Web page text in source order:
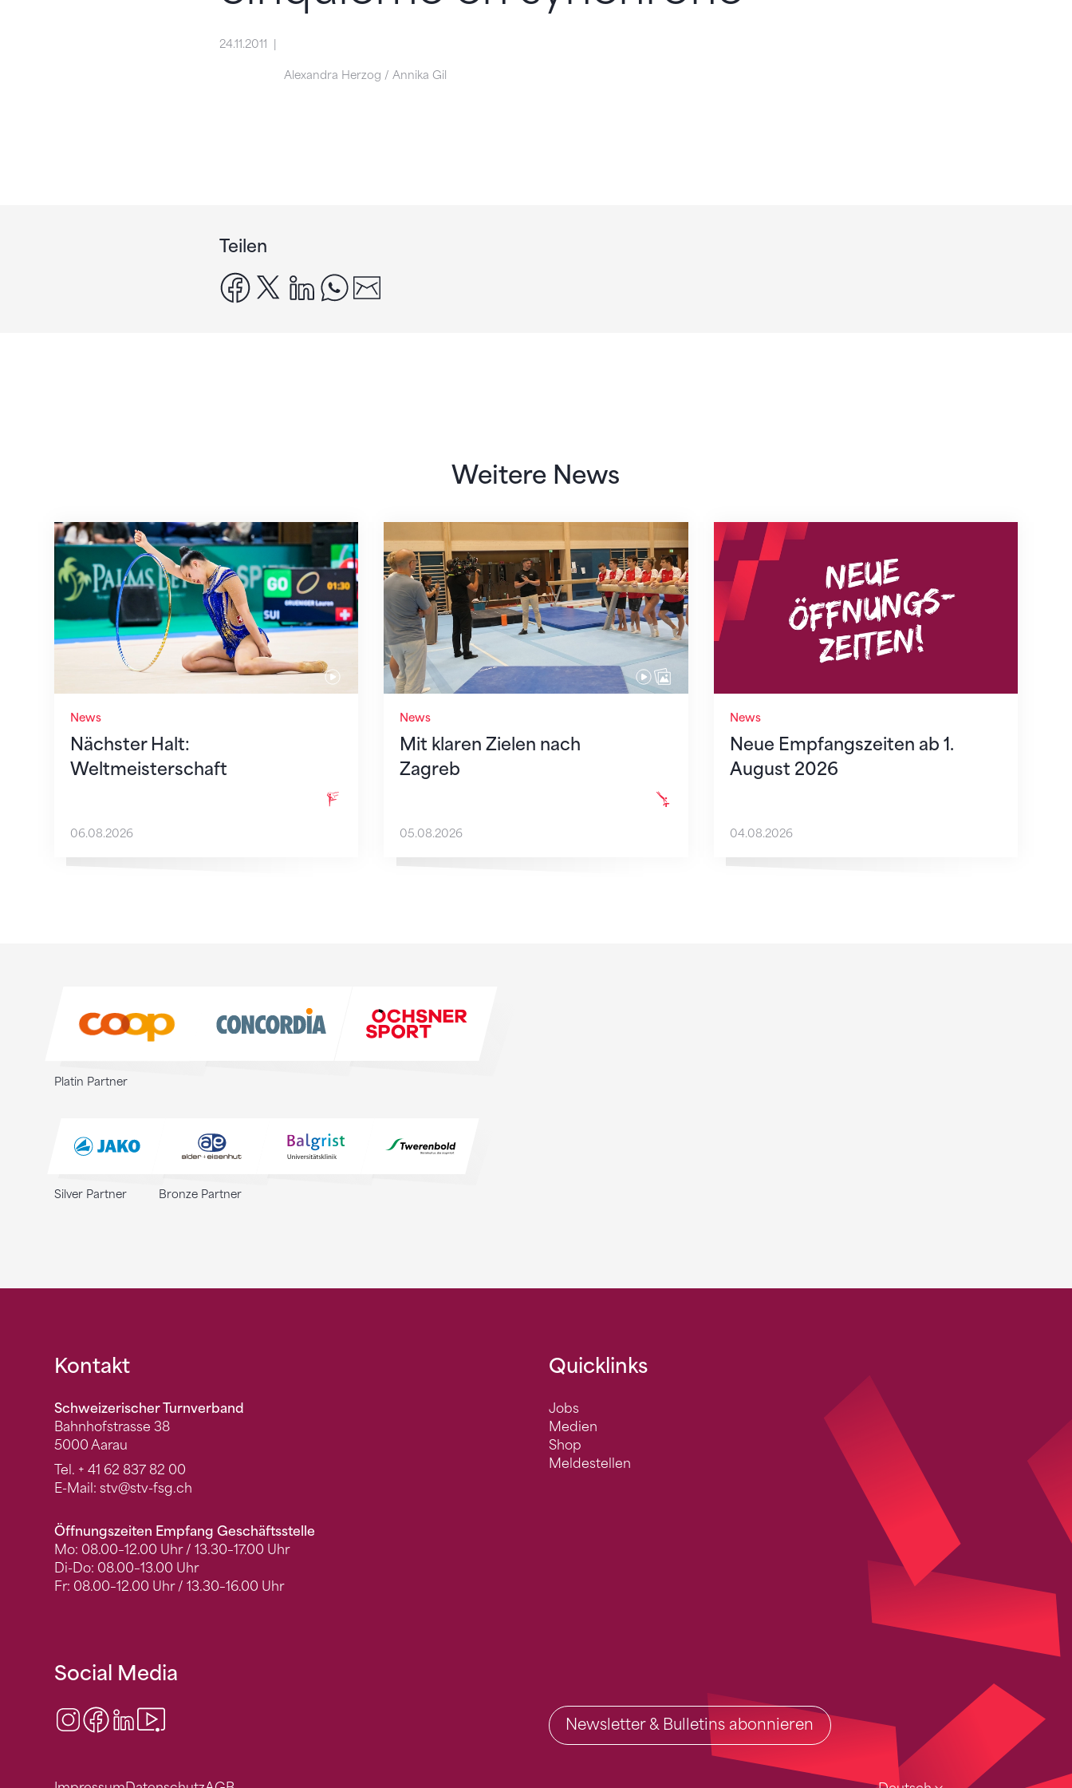
24.11.2011
Alexandra Herzog / Annika Gil
Teilen
facebook
x linkedinwhatsapp
Weitere News
News
Nächster Halt:
Weltmeisterschaft
Nächster Halt: Weltmeisterschaft
06.08.2026
News
Mit klaren Zielen nach
Zagreb
Mit klaren Zielen nach Zagreb
05.08.2026
News
Neue Empfangszeiten ab 1.
August 2026
Neue Empfangszeiten ab 1. August 2026
04.08.2026
Platin Partner
Silver Partner Bronze Partner
Fusszeile
Kontakt
Schweizerischer Turnverband
Bahnhofstrasse 38
5000 Aarau
Tel. + 41 62 837 82 00
E-Mail: stv@stv-fsg.ch
Öffnungszeiten Empfang Geschäftsstelle
Mo: 08.00–12.00 Uhr / 13.30–17.00 Uhr
Di-Do: 08.00–13.00 Uhr
Fr: 08.00–12.00 Uhr / 13.30–16.00 Uhr
Quicklinks
Jobs
Medien
Shop
Meldestellen
Social Media
Instagram
Facebook
LinkedIn Newsletter & Bulletins abonnieren